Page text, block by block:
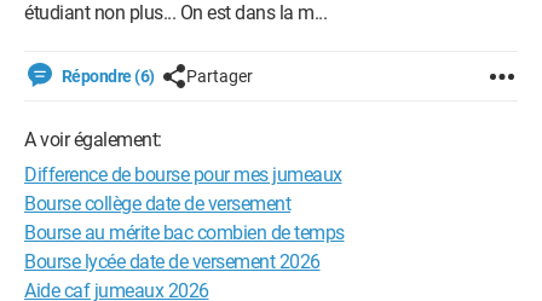
étudiant non plus... On est dans la m...
Répondre (6) Partager
A voir également:
Difference de bourse pour mes jumeaux
Bourse collège date de versement
Bourse au mérite bac combien de temps
Bourse lycée date de versement 2026
Aide caf jumeaux 2026